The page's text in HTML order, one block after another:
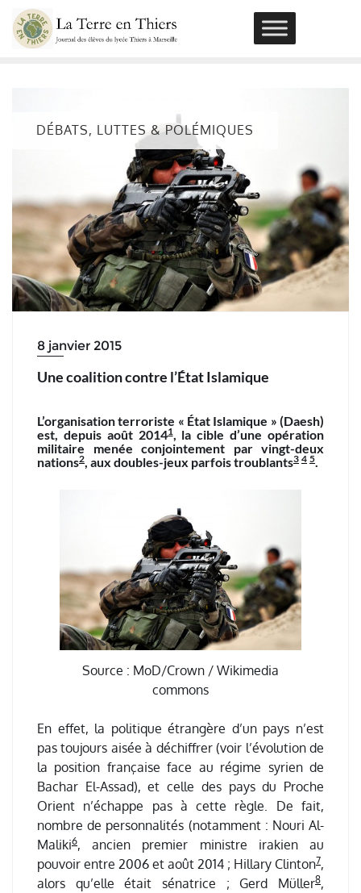
Skip
content
DÉBATS, LUTTES & POLÉMIQUES
8 janvier 2015
Une coalition contre l’État Islamique
L’organisation terroriste « État Islamique » (Daesh)
est, depuis août 20141, la cible d’une opération
militaire menée conjointement par vingt-deux
nations2, aux doubles-jeux parfois troublants3 4 5.
Source : MoD/Crown / Wikimedia
commons
En effet, la politique étrangère d’un pays n’est
pas toujours aisée à déchiffrer (voir l’évolution de
la position française face au régime syrien de
Bachar El-Assad), et celle des pays du Proche
Orient n’échappe pas à cette règle. De fait,
nombre de personnalités (notamment : Nouri Al-
Maliki6, ancien premier ministre irakien au
pouvoir entre 2006 et août 2014 ; Hillary Clinton7,
alors qu’elle était sénatrice ; Gerd Müller8,